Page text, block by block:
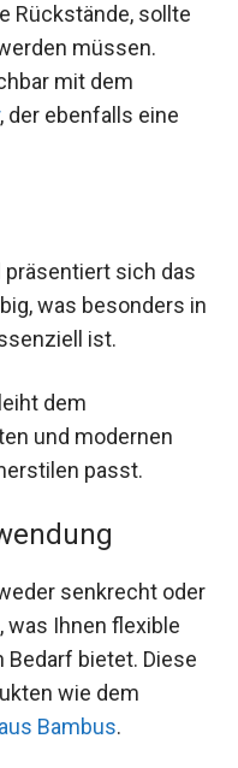
Rückstände, sollte
müssen.
mit dem
, der ebenfalls eine
präsentiert sich das
was besonders in
ist.
dem
und modernen
passt.
senkrecht oder
Ihnen flexible
bietet. Diese
wie dem
Bambus.